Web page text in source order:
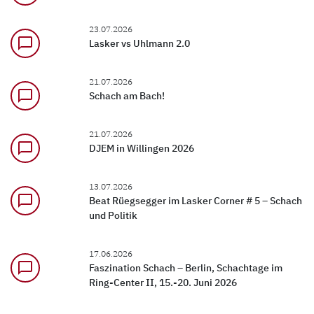
chat_bubble_outline
23.07.2026
Lasker vs Uhlmann 2.0
chat_bubble_outline
21.07.2026
Schach am Bach!
chat_bubble_outline
21.07.2026
DJEM in Willingen 2026
chat_bubble_outline
13.07.2026
Beat Rüegsegger im Lasker Corner # 5 – Schach
und Politik
chat_bubble_outline
17.06.2026
Faszination Schach – Berlin, Schachtage im
Ring-Center II, 15.-20. Juni 2026